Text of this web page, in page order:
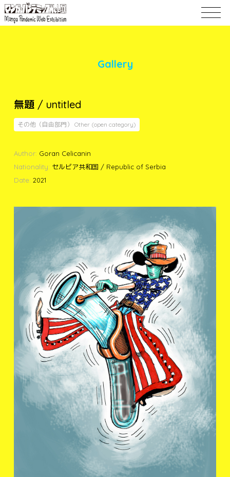
Gallery
無題 / untitled
その他（自由部門） Other (open category)
Author: Goran Celicanin
Nationality: セルビア共和国 / Republic of Serbia
Date: 2021